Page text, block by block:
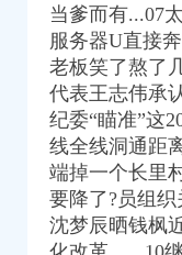
理记帐-搜了网
委员会办公室关于
-正然财税-【内蒙古
播|BBRTV北部湾
_中公网校
当爹而有...07
服务器U直接
老板笑了熬了
代表王志伟承
纪委“瞄准”这
线全线洞通距
端掉一个长里
要降了?员组
沈梦辰晒钱枫